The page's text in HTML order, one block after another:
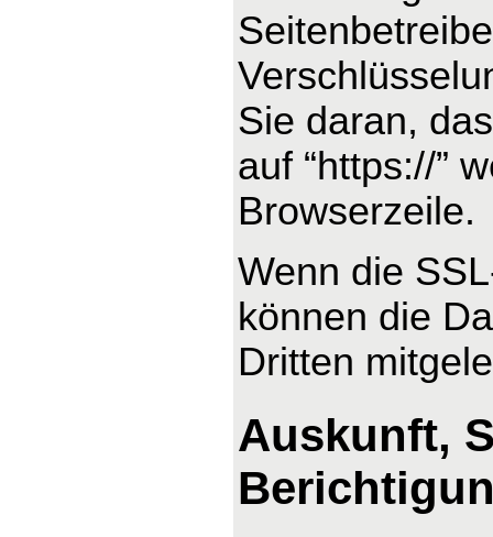
Sie daran,
auf “https://”
Browserzeile.
Wenn die
können die
Dritten
Auskunft,